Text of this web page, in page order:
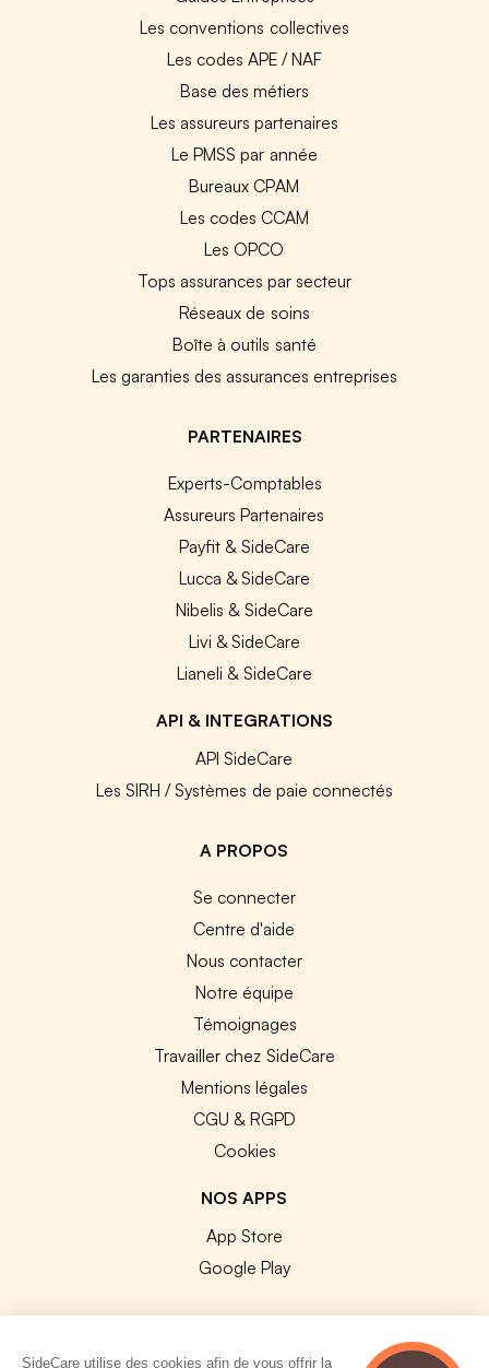
Les conventions collectives
Les codes APE / NAF
Base des métiers
Les assureurs partenaires
Le PMSS par année
Bureaux CPAM
Les codes CCAM
Les OPCO
Tops assurances par secteur
Réseaux de soins
Boîte à outils santé
Les garanties des assurances entreprises
PARTENAIRES
Experts-Comptables
Assureurs Partenaires
Payfit & SideCare
Lucca & SideCare
Nibelis & SideCare
Livi & SideCare
Lianeli & SideCare
API & INTEGRATIONS
API SideCare
Les SIRH / Systèmes de paie connectés
A PROPOS
Se connecter
Centre d'aide
Nous contacter
Notre équipe
Témoignages
Travailler chez SideCare
Mentions légales
CGU & RGPD
Cookies
NOS APPS
App Store
Google Play
SideCare utilise des cookies afin de vous offrir la